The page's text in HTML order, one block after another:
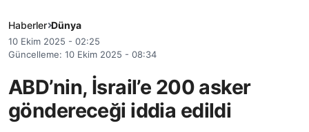
Haberler Dünya
10 Ekim 2025 - 02:25
Güncelleme: 10 Ekim 2025 - 08:34
ABD’nin, İsrail’e 200 asker
göndereceği iddia edildi